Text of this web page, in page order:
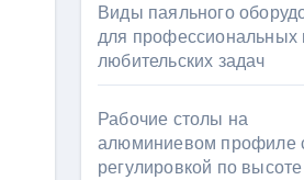
Виды паяльного
для профессиональных
любительских задач
Рабочие столы на
алюминиевом профиле
регулировкой по высоте